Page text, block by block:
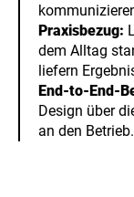
Praxisbezug:
dem Alltag
liefern
End-to-End-
Design über
an den Betrieb.